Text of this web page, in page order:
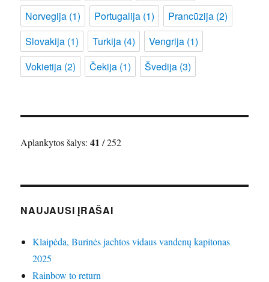
Norvegija (1) Portugalija (1) Prancūzija (2)
Slovakija (1) Turkija (4) Vengrija (1)
Vokietija (2) Čekija (1) Švedija (3)
Aplankytos šalys:41 / 252
NAUJAUSI ĮRAŠAI
Klaipėda, Burinės jachtos vidaus vandenų kapitonas
2025
Rainbow to return